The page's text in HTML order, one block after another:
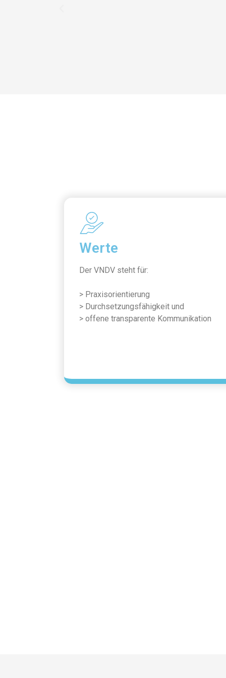
Werte
Der VNDV steht für:
> Praxisorientierung
> Durchsetzungsfähigkeit und
> offene transparente Kommunikation